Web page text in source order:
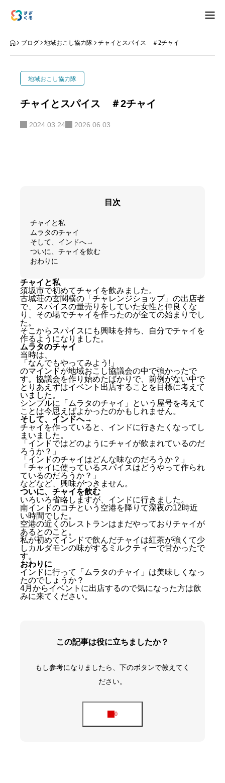
アバウト
移住相談
プライバシーポリシー
ブログ 地域おこし協力隊 チャイとスパイス ＃2チャイ
地域おこし協力隊
チャイとスパイス ＃2チャイ
2024.03.24 2026.06.03
目次
チャイと私
ムラタのチャイ
そして、インドへ→
ついに、チャイを飲む
おわりに
チャイと私
須坂市で初めてチャイを飲みました。
古城荘の玄関横の「チャレンジショップ」の出店者
で、スパイスの量売りをしていた女性と仲良くな
り、その場でチャイを作ったのが全ての始まりでし
た。
そこからスパイスにも興味を持ち、自分でチャイを
作るようになりました。
ムラタのチャイ
当時は、
「なんでもやってみよう!」
のマインドが地域おこし協議会の中で強かったで
す。協議会を作り始めたばかりで、前例がない中で
とりあえずはイベント出店することを目標に考えて
いました。
シンプルに「ムラタのチャイ」という屋号を考えて
ことは今思えばよかったのかもしれません。
そして、インドへ→
チャイを作っていると、インドに行きたくなってし
まいました。
「インドではどのようにチャイが飲まれているのだ
ろうか？」
「インドのチャイはどんな味なのだろうか？」
「チャイに使っているスパイスはどうやって作られ
ているのだろうか？」
などなど、興味がつきません。
ついに、チャイを飲む
いろいろ省略しますが、インドに行きました。
南インドのコチという空港を降りて深夜の12時近
い時間でした。
空港の近くのレストランはまだやっておりチャイが
あるとのこと。
私が初めてインドで飲んだチャイは紅茶が強くて少
しカルダモンの味がするミルクティーで甘かったで
す。
おわりに
インドに行って「ムラタのチャイ」は美味しくなっ
たのでしょうか？
4月からイベントに出店するので気になった方は飲
みに来てください。
この記事は役に立ちましたか？
もし参考になりましたら、下のボタンで教えてく
ださい。
チャイと私
そして、インドへ→